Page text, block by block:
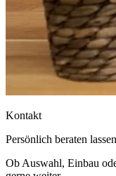
Kontakt
Persönlich beraten
Ob Auswahl, Einbau